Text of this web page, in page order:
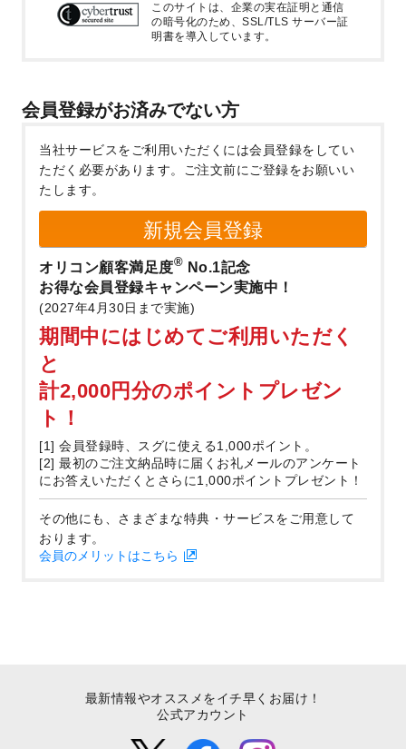
このサイトは、企業の実在証明と通信
の暗号化のため、SSL/TLS サーバー証
明書を導入しています。
会員登録がお済みでない方
当社サービスをご利用いただくには会員登録をしてい
ただく必要があります。
ご注文前にご登録をお願いい
たします。
新規会員登録
オリコン顧客満足度® No.1記念
お得な会員登録キャンペーン実施中！
(2027年4月30日まで実施)
期間中にはじめてご利用いただく
と
計2,000円分のポイントプレゼン
ト！
[1] 会員登録時、スグに使える1,000ポイント。
[2] 最初のご注文納品時に届くお礼メールのアンケート
にお答えいただくとさらに1,000ポイントプレゼント！
その他にも、さまざまな特典・サービスをご用意して
おります。
会員のメリットはこちら
最新情報やオススメをイチ早くお届け！
公式アカウント